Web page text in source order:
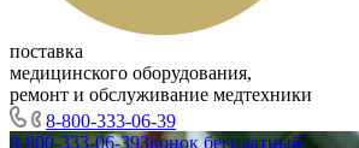
поставка
медицинского оборудования,
ремонт и обслуживание медтехники
8-800-333-06-39
8-800-333-06-39Звонок бесплатный